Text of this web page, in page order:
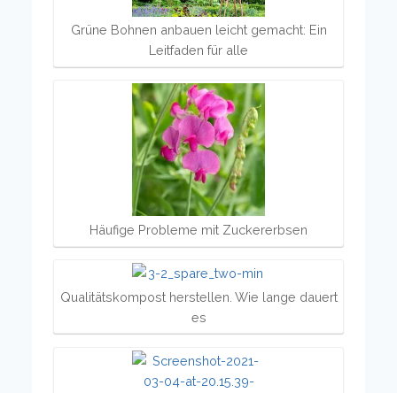
Grüne Bohnen anbauen leicht gemacht: Ein
Leitfaden für alle
Häufige Probleme mit Zuckererbsen
Qualitätskompost herstellen. Wie lange dauert
es